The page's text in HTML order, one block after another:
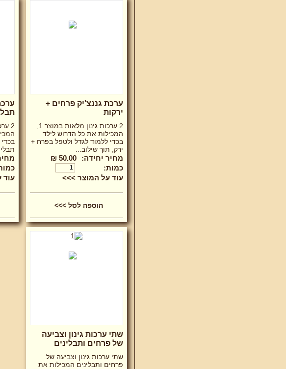
ערכת גננצ'יק פרחים +
ירקות
המכילות את כל הדרוש לילד
בכדי ללמוד לגדל ולטפל בפרח +
ירק, תוך שילוב...
מחיר יחידה:
50.00 ₪
כמות:
עוד על המוצר >>>
עוד
שתי ערכות גינון וצביעה
של פרחים ותבלינים
שתי ערכות גינון וצביעה של
פרחים ותבלינים המכילות את